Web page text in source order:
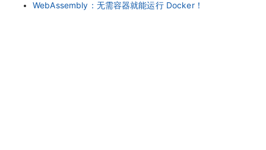
WebAssembly：无需容器就能运行 Docker！